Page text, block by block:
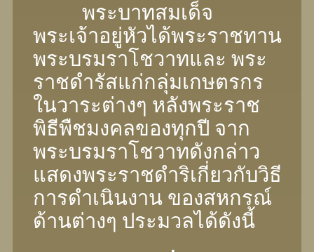
พระบาทสมเด็จ
พระเจ้าอยู่หัวได้พระราชทาน
พระบรมราโชวาทและ พระ
ราชดํารัสแก่กลุ่มเกษตรกร
ในวาระต่างๆ หลังพระราช
พิธีพืชมงคลของทุกปี จาก
พระบรมราโชวาทดังกล่าว
แสดงพระราชดําริเกี่ยวกับวิธี
การดําเนินงาน ของสหกรณ์
ด้านต่างๆ ประมวลได้ดังนี้